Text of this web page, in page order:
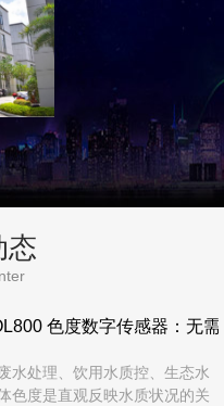
态
色度数字传感器：无
水处理、饮用水质控、生态水
色度是直观反映水质状况的关